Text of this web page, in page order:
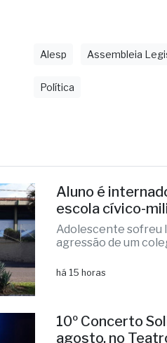
escola cívico-
Adolescente sofreu
agressão de um
há 15 horas
10º Concerto
Evento beneficente
Orquestra Sinfônica